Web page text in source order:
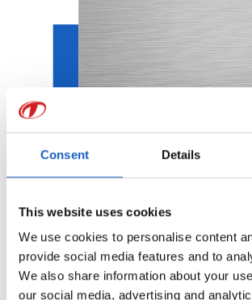
Consent Details
This website uses cookies
We use cookies to personalise content
provide social media features and to
We also share information about your
our social media, advertising and
Edelstahl